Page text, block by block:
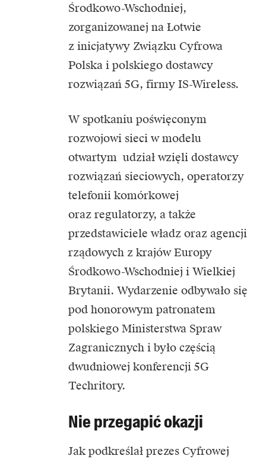
Środkowo-Wschodniej,
zorganizowanej na Łotwie
z inicjatywy Związku Cyfrowa
Polska i polskiego dostawcy
rozwiązań 5G, firmy IS-Wireless.
W spotkaniu poświęconym
rozwojowi sieci w modelu
otwartym udział wzięli dostawcy
rozwiązań sieciowych, operatorzy
telefonii komórkowej
oraz regulatorzy, a także
przedstawiciele władz oraz agencji
rządowych z krajów Europy
Środkowo-Wschodniej i Wielkiej
Brytanii. Wydarzenie odbywało się
pod honorowym patronatem
polskiego Ministerstwa Spraw
Zagranicznych i było częścią
dwudniowej konferencji 5G
Techritory.
Nie przegapić okazji
Jak podkreślał prezes Cyfrowej